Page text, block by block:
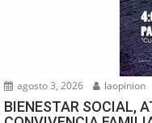
agosto 3, 2026 laopinion
BIENESTAR SOCIAL,